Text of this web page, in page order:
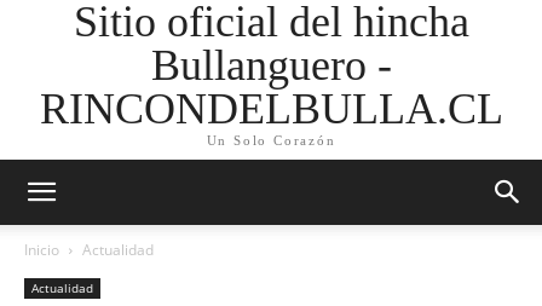
Sitio oficial del hincha
Bullanguero -
RINCONDELBULLA.CL
Un Solo Corazón
Inicio Actualidad
Actualidad